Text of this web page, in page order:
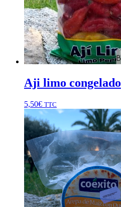
Aji limo congelado
5,50€ TTC